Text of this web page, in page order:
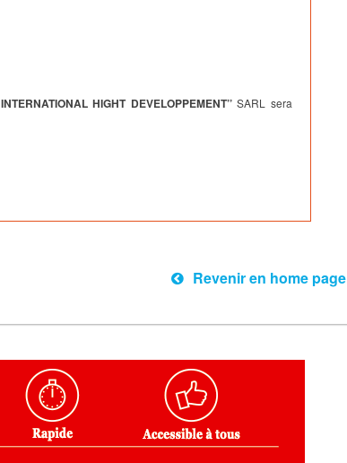
INTERNATIONAL HIGHT DEVELOPPEMENT’’SARL sera
Revenir en home page